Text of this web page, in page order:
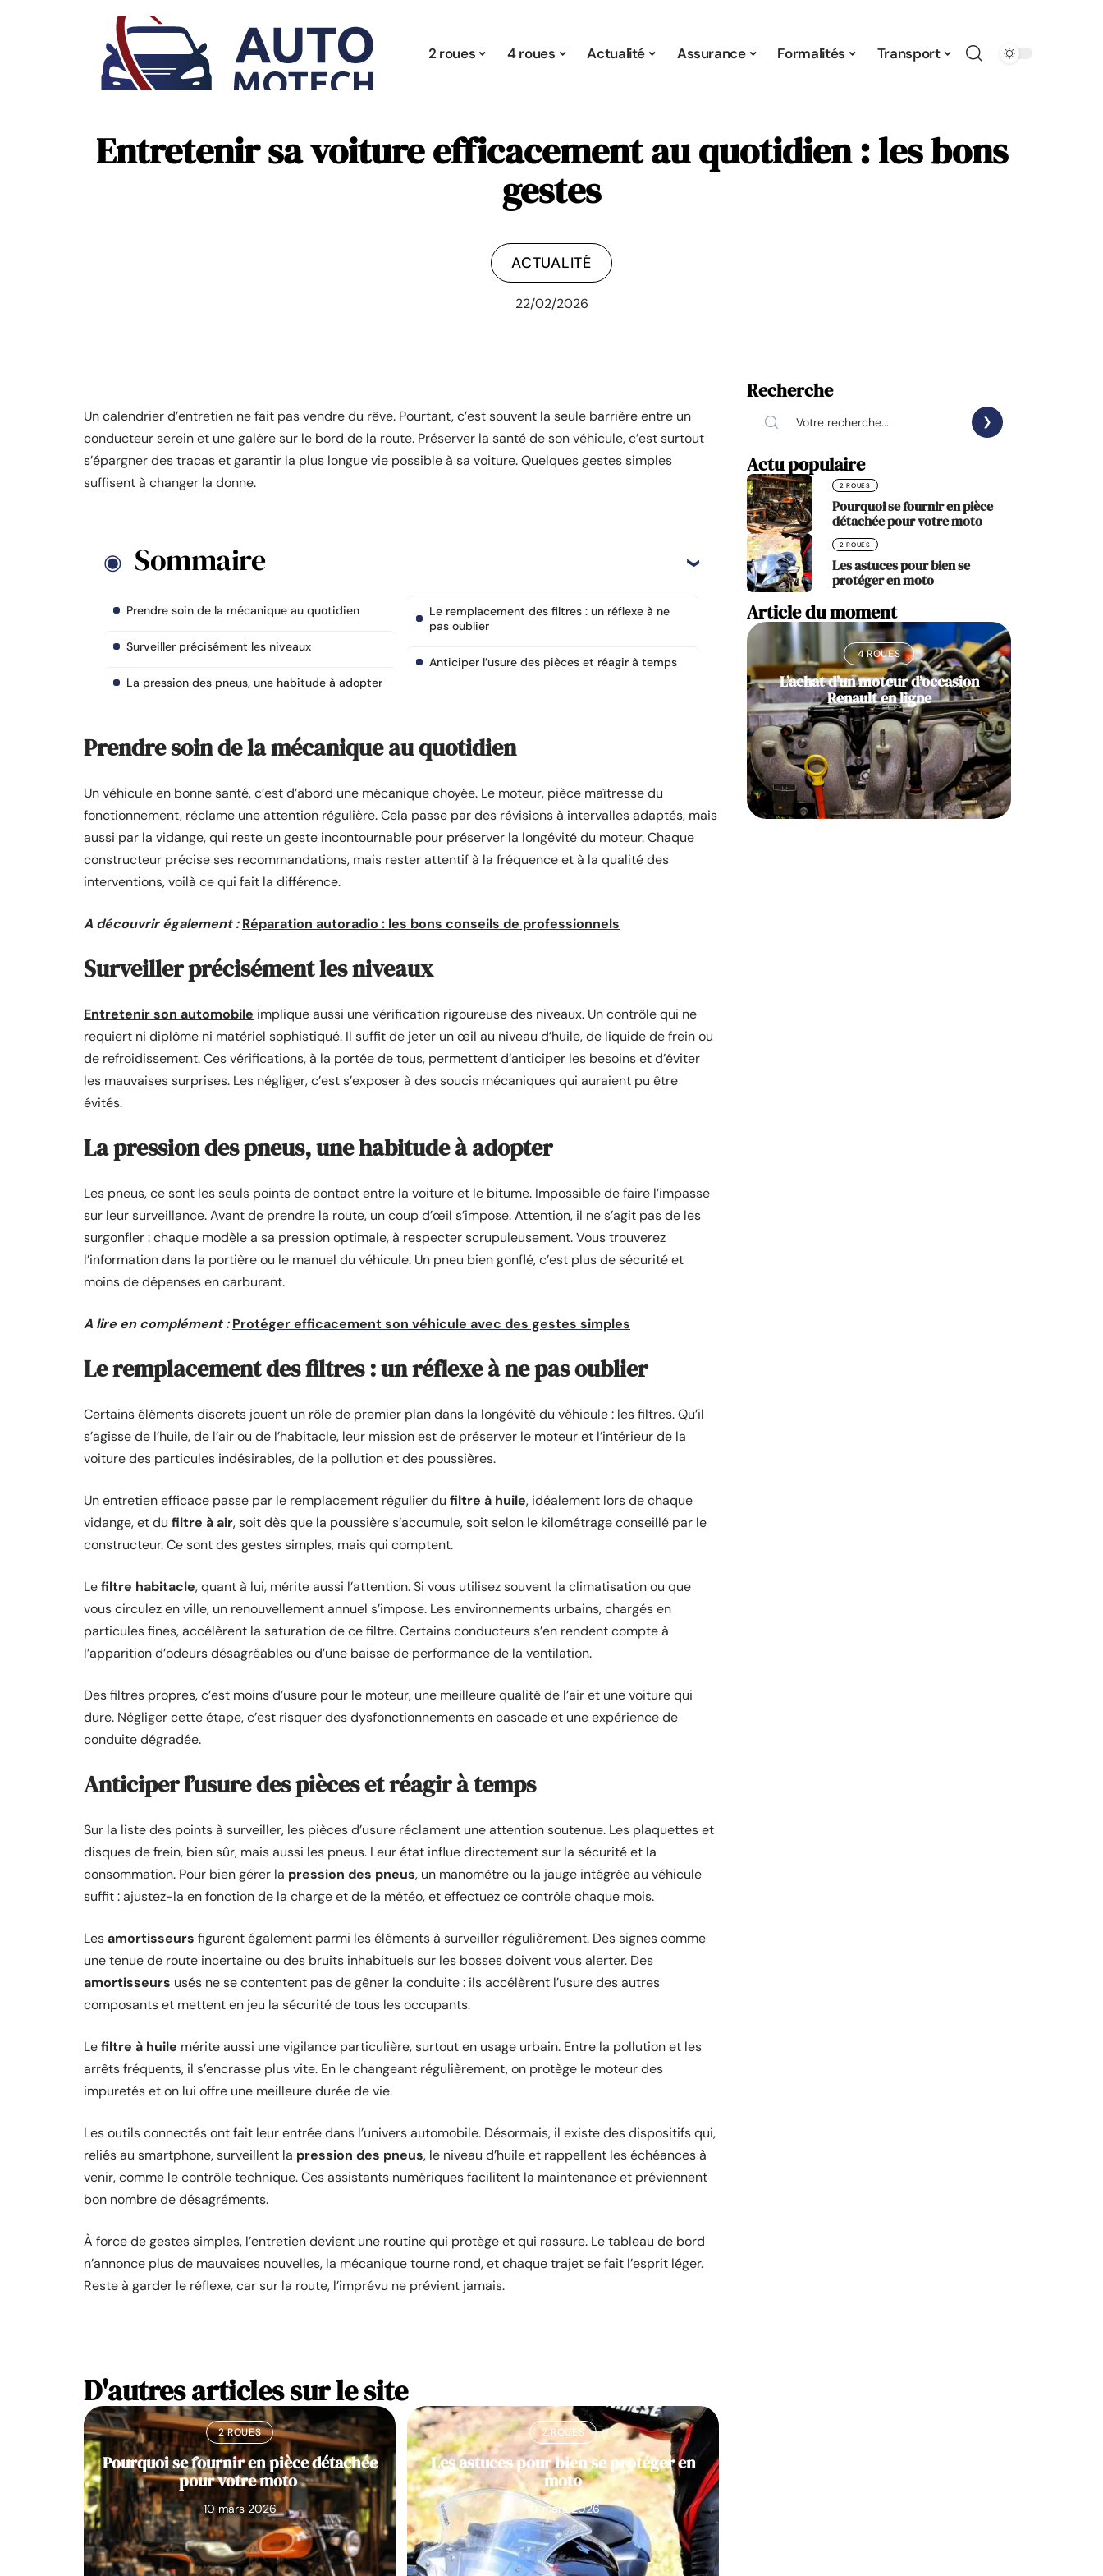
2 roues 4 roues Actualité Assurance Formalités Transport
Entretenir sa voiture efficacement au quotidien : les bons
gestes
ACTUALITÉ
22/02/2026
Un calendrier d’entretien ne fait pas vendre du rêve. Pourtant, c’est souvent la seule barrière entre un
conducteur serein et une galère sur le bord de la route. Préserver la santé de son véhicule, c’est surtout
s’épargner des tracas et garantir la plus longue vie possible à sa voiture. Quelques gestes simples
suffisent à changer la donne.
Sommaire
Prendre soin de la mécanique au quotidien
Surveiller précisément les niveaux
La pression des pneus, une habitude à adopter
Le remplacement des filtres : un réflexe à ne
pas oublier
Anticiper l’usure des pièces et réagir à temps
Prendre soin de la mécanique au quotidien
Un véhicule en bonne santé, c’est d’abord une mécanique choyée. Le moteur, pièce maîtresse du
fonctionnement, réclame une attention régulière. Cela passe par des révisions à intervalles adaptés, mais
aussi par la vidange, qui reste un geste incontournable pour préserver la longévité du moteur. Chaque
constructeur précise ses recommandations, mais rester attentif à la fréquence et à la qualité des
interventions, voilà ce qui fait la différence.
A découvrir également : Réparation autoradio : les bons conseils de professionnels
Surveiller précisément les niveaux
Entretenir son automobile implique aussi une vérification rigoureuse des niveaux. Un contrôle qui ne
requiert ni diplôme ni matériel sophistiqué. Il suffit de jeter un œil au niveau d’huile, de liquide de frein ou
de refroidissement. Ces vérifications, à la portée de tous, permettent d’anticiper les besoins et d’éviter
les mauvaises surprises. Les négliger, c’est s’exposer à des soucis mécaniques qui auraient pu être
évités.
La pression des pneus, une habitude à adopter
Les pneus, ce sont les seuls points de contact entre la voiture et le bitume. Impossible de faire l’impasse
sur leur surveillance. Avant de prendre la route, un coup d’œil s’impose. Attention, il ne s’agit pas de les
surgonfler : chaque modèle a sa pression optimale, à respecter scrupuleusement. Vous trouverez
l’information dans la portière ou le manuel du véhicule. Un pneu bien gonflé, c’est plus de sécurité et
moins de dépenses en carburant.
A lire en complément : Protéger efficacement son véhicule avec des gestes simples
Le remplacement des filtres : un réflexe à ne pas oublier
Certains éléments discrets jouent un rôle de premier plan dans la longévité du véhicule : les filtres. Qu’il
s’agisse de l’huile, de l’air ou de l’habitacle, leur mission est de préserver le moteur et l’intérieur de la
voiture des particules indésirables, de la pollution et des poussières.
Un entretien efficace passe par le remplacement régulier du filtre à huile, idéalement lors de chaque
vidange, et du filtre à air, soit dès que la poussière s’accumule, soit selon le kilométrage conseillé par le
constructeur. Ce sont des gestes simples, mais qui comptent.
Lefiltre habitacle, quant à lui, mérite aussi l’attention. Si vous utilisez souvent la climatisation ou que
vous circulez en ville, un renouvellement annuel s’impose. Les environnements urbains, chargés en
particules fines, accélèrent la saturation de ce filtre. Certains conducteurs s’en rendent compte à
l’apparition d’odeurs désagréables ou d’une baisse de performance de la ventilation.
Des filtres propres, c’est moins d’usure pour le moteur, une meilleure qualité de l’air et une voiture qui
dure. Négliger cette étape, c’est risquer des dysfonctionnements en cascade et une expérience de
conduite dégradée.
Anticiper l’usure des pièces et réagir à temps
Sur la liste des points à surveiller, les pièces d’usure réclament une attention soutenue. Les plaquettes et
disques de frein, bien sûr, mais aussi les pneus. Leur état influe directement sur la sécurité et la
consommation. Pour bien gérer la pression des pneus, un manomètre ou la jauge intégrée au véhicule
suffit : ajustez-la en fonction de la charge et de la météo, et effectuez ce contrôle chaque mois.
Lesamortisseurs figurent également parmi les éléments à surveiller régulièrement. Des signes comme
une tenue de route incertaine ou des bruits inhabituels sur les bosses doivent vous alerter. Des
amortisseurs usés ne se contentent pas de gêner la conduite : ils accélèrent l’usure des autres
composants et mettent en jeu la sécurité de tous les occupants.
Lefiltre à huile mérite aussi une vigilance particulière, surtout en usage urbain. Entre la pollution et les
arrêts fréquents, il s’encrasse plus vite. En le changeant régulièrement, on protège le moteur des
impuretés et on lui offre une meilleure durée de vie.
Les outils connectés ont fait leur entrée dans l’univers automobile. Désormais, il existe des dispositifs qui,
reliés au smartphone, surveillent la pression des pneus, le niveau d’huile et rappellent les échéances à
venir, comme le contrôle technique. Ces assistants numériques facilitent la maintenance et préviennent
bon nombre de désagréments.
À force de gestes simples, l’entretien devient une routine qui protège et qui rassure. Le tableau de bord
n’annonce plus de mauvaises nouvelles, la mécanique tourne rond, et chaque trajet se fait l’esprit léger.
Reste à garder le réflexe, car sur la route, l’imprévu ne prévient jamais.
D'autres articles sur le site
2 ROUES
Pourquoi se fournir en pièce détachée
pour votre moto
10 mars 2026
2 ROUES
Les astuces pour bien se protéger en
moto
10 mars 2026
Recherche
Actu populaire
2 ROUES
Pourquoi se fournir en pièce
détachée pour votre moto
2 ROUES
Les astuces pour bien se
protéger en moto
Article du moment
4 ROUES
L’achat d’un moteur d’occasion
Renault en ligne